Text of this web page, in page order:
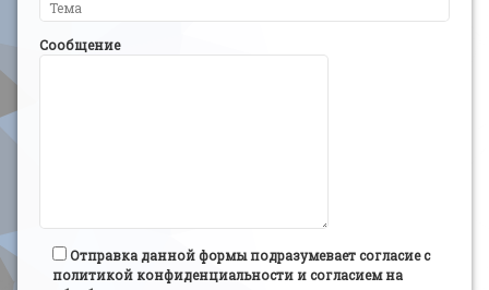
Сообщение
Отправка данной формы подразумевает согласие с
политикой конфиденциальности и согласием на